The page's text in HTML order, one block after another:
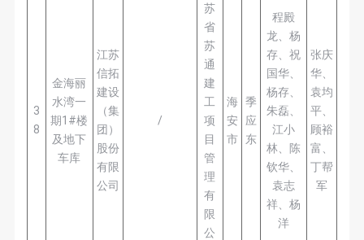
3
8
金海丽
水湾一
期1#楼
及地下
车库
江苏
信拓
建设
（集
团）
股份
有限
公司
/
苏
省
苏
通
建
工
项
目
管
理
有
限
公
海
安
市
季
应
东
程殿
龙、杨
存、祝
国华、
杨存、
朱磊、
江小
林、陈
钦华、
袁志
祥、杨
洋
张庆
华、
袁均
平、
顾裕
富、
丁帮
军